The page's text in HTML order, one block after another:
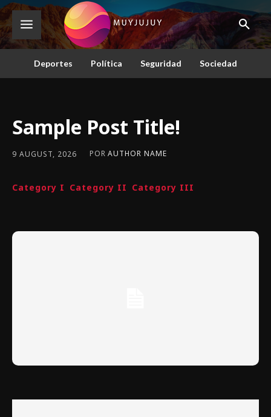
Deportes Política Seguridad Sociedad
Sample Post Title!
9 AUGUST, 2026 POR AUTHOR NAME
Category I Category II Category III